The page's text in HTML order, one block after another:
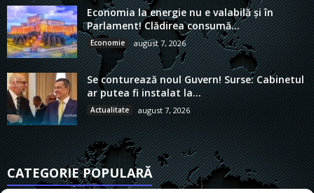
Economia la energie nu e valabilă și în
Parlament! Clădirea consumă...
Economie august 7, 2026
Se conturează noul Guvern! Surse: Cabinetul
ar putea fi instalat la...
Actualitate august 7, 2026
CATEGORIE POPULARĂ